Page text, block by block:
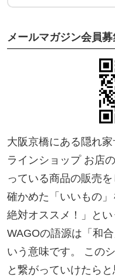
メールマガジン会員募
大阪京橋にある隠れ
ラインショップ お店
っている商品の販売
確かめた「いいもの」
絶対オススメ！」とい
WAGOの語源は「和
いう意味です。 この
と繋がっていけたら